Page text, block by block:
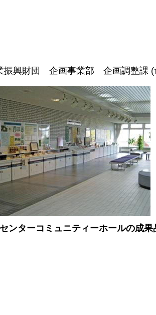
振興財団 企画事業部 企画調整課
ンターコミュニティーホールの成果